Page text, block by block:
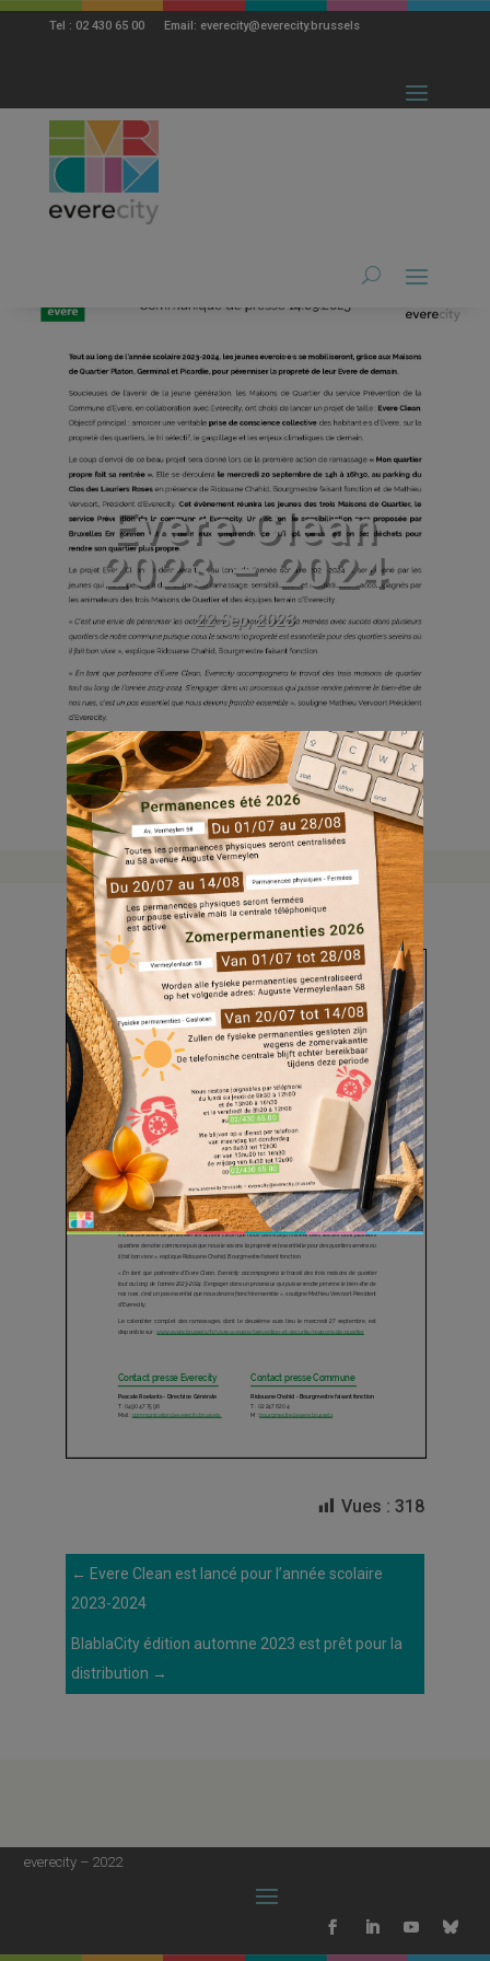
Tel : 02 430 65 00 Email: everecity@everecity.brussels
Evere Clean
2023 – 2024
22 Sep, 2023
Vues : 318
← Evere Clean est lancé pour l’année scolaire
2023-2024
BlablaCity édition automne 2023 est prêt pour la
distribution →
everecity – 2022
modal-check